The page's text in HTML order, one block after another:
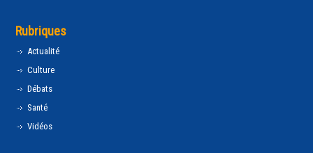
Rubriques
Actualité
Culture
Débats
Santé
Vidéos